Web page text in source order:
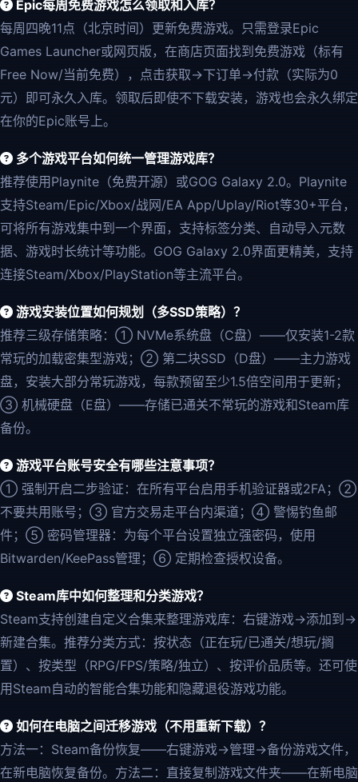
Epic每周免费游戏怎么领取和入库？
每周四晚11点（北京时间）更新免费游戏。只需登录Epic
Games Launcher或网页版，在商店页面找到免费游戏（标有
Free Now/当前免费），点击获取→下订单→付款（实际为0
元）即可永久入库。领取后即使不下载安装，游戏也会永久绑定
在你的Epic账号上。
多个游戏平台如何统一管理游戏库？
推荐使用Playnite（免费开源）或GOG Galaxy 2.0。Playnite
支持Steam/Epic/Xbox/战网/EA App/Uplay/Riot等30+平台，
可将所有游戏集中到一个界面，支持标签分类、自动导入元数
据、游戏时长统计等功能。GOG Galaxy 2.0界面更精美，支持
连接Steam/Xbox/PlayStation等主流平台。
游戏安装位置如何规划（多SSD策略）？
推荐三级存储策略：① NVMe系统盘（C盘）——仅安装1-2款
常玩的加载密集型游戏；② 第二块SSD（D盘）——主力游戏
盘，安装大部分常玩游戏，每款预留至少1.5倍空间用于更新；
③ 机械硬盘（E盘）——存储已通关不常玩的游戏和Steam库
备份。
游戏平台账号安全有哪些注意事项？
① 强制开启二步验证：在所有平台启用手机验证器或2FA；②
不要共用账号；③ 官方交易走平台内渠道；④ 警惕钓鱼邮
件；⑤ 密码管理器：为每个平台设置独立强密码，使用
Bitwarden/KeePass管理；⑥ 定期检查授权设备。
Steam库中如何整理和分类游戏？
Steam支持创建自定义合集来整理游戏库：右键游戏→添加到→
新建合集。推荐分类方式：按状态（正在玩/已通关/想玩/搁
置）、按类型（RPG/FPS/策略/独立）、按评价品质等。还可使
用Steam自动的智能合集功能和隐藏退役游戏功能。
如何在电脑之间迁移游戏（不用重新下载）？
方法一：Steam备份恢复——右键游戏→管理→备份游戏文件，
在新电脑恢复备份。方法二：直接复制游戏文件夹——在新电脑